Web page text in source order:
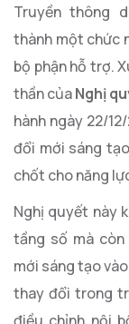
Truyền thông
thành một chức
bộ phận hỗ trợ.
thần củaNghị
hành ngày 22/
đổi mới sáng
chốt cho năng
Nghị quyết này
tầng số mà còn
mới sáng tạo
thay đổi trong
điều chỉnh nội